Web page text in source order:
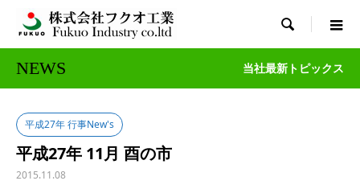

NEWS 当社最新トピックス
平成27年 行事New's
平成27年 11月 酉の市
2015.11.08